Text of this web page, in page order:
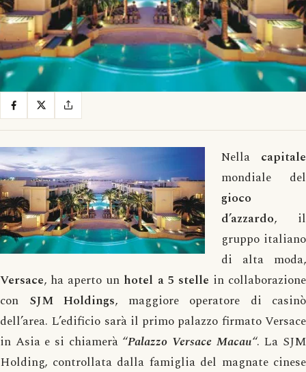
Nella capitale
mondiale del
gioco
d’azzardo, il
gruppo italiano
di alta moda,
Versace, ha aperto un hotel a 5 stelle in collaborazione
con SJM Holdings, maggiore operatore di casinò
dell’area. L’edificio sarà il primo palazzo firmato Versace
in Asia e si chiamerà “Palazzo Versace Macau“. La SJM
Holding, controllata dalla famiglia del magnate cinese